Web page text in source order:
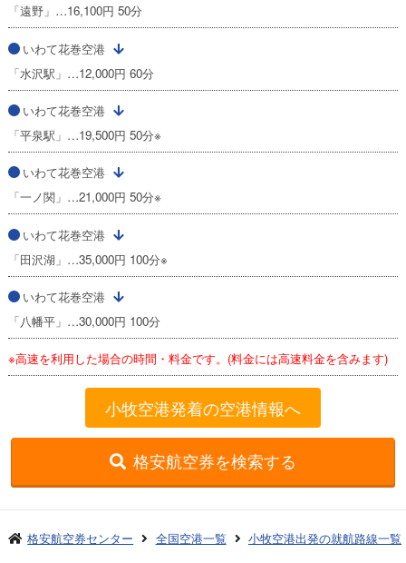
「遠野」…16,100円 50分
いわて花巻空港
「水沢駅」…12,000円 60分
いわて花巻空港
「平泉駅」…19,500円 50分※
いわて花巻空港
「一ノ関」…21,000円 50分※
いわて花巻空港
「田沢湖」…35,000円 100分※
いわて花巻空港
「八幡平」…30,000円 100分
※高速を利用した場合の時間・料金です。(料金には高速料金を含みます)
小牧空港発着の空港情報へ
格安航空券を検索する
格安航空券センター 全国空港一覧
小牧空港出発の就航路線一覧